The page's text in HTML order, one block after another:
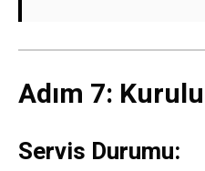
Adım 7:
Servis Durumu: